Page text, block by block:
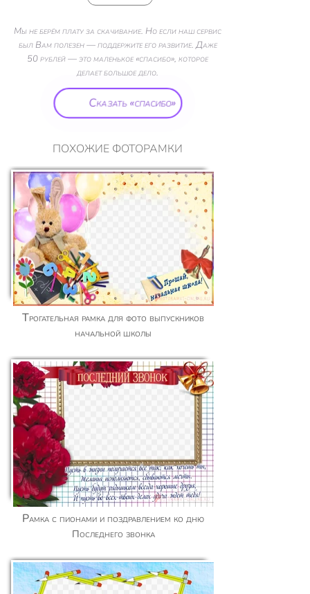
Мы не берём плату за скачивание. Но если наш сервис
был Вам полезен — поддержите его развитие. Даже
50 рублей — это маленькое «спасибо», которое
делает большое дело.
Сказать «спасибо»
ПОХОЖИЕ ФОТОРАМКИ
Трогательная рамка для фото выпускников
начальной школы
Рамка с пионами и поздравлением ко дню
Последнего звонка